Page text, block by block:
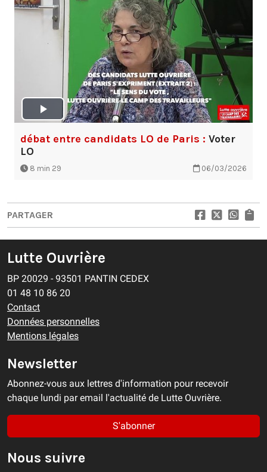
débat entre candidats LO de Paris : Voter
LO
8 min 29 06/03/2026
PARTAGER
Lutte Ouvrière
BP 20029 - 93501 PANTIN CEDEX
01 48 10 86 20
Contact
Données personnelles
Mentions légales
Newsletter
Abonnez-vous aux lettres d'information pour recevoir
chaque lundi par email l'actualité de Lutte Ouvrière.
S'abonner
Nous suivre